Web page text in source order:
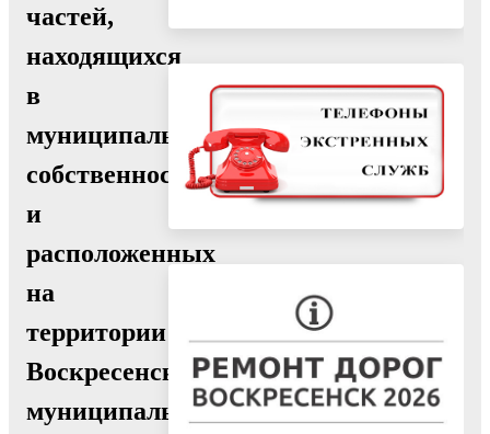
частей,
находящихся
в
муниципальной
собственности
и
расположенных
на
территории
Воскресенского
муниципального